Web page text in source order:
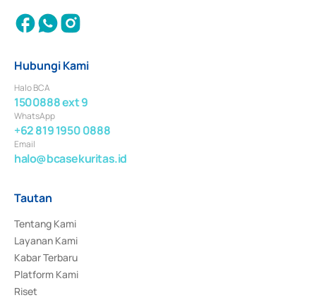
Hubungi Kami
Halo BCA
1500888 ext 9
WhatsApp
+62 819 1950 0888
Email
halo@bcasekuritas.id
Tautan
Tentang Kami
Layanan Kami
Kabar Terbaru
Platform Kami
Riset